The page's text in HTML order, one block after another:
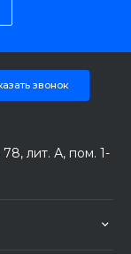
звонок
лит. А, пом. 1-